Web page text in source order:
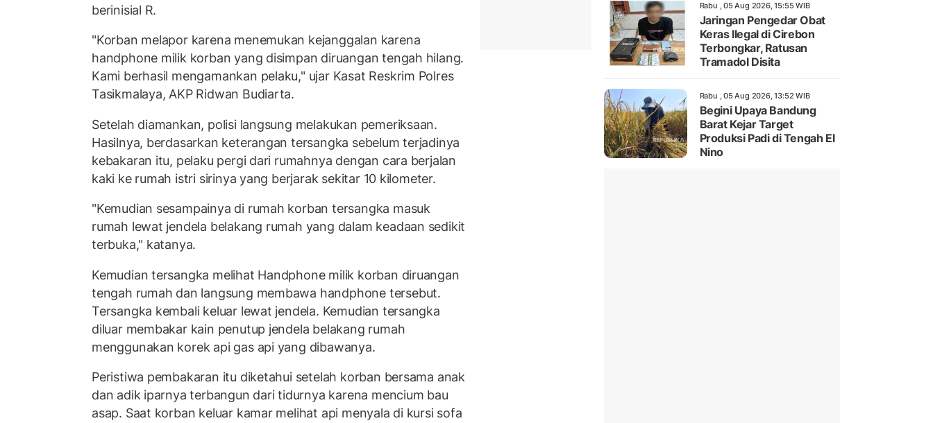
berinisial R.
"Korban melapor karena menemukan kejanggalan karena
handphone milik korban yang disimpan diruangan tengah hilang.
Kami berhasil mengamankan pelaku," ujar Kasat Reskrim Polres
Tasikmalaya, AKP Ridwan Budiarta.
Setelah diamankan, polisi langsung melakukan pemeriksaan.
Hasilnya, berdasarkan keterangan tersangka sebelum terjadinya
kebakaran itu, pelaku pergi dari rumahnya dengan cara berjalan
kaki ke rumah istri sirinya yang berjarak sekitar 10 kilometer.
"Kemudian sesampainya di rumah korban tersangka masuk
rumah lewat jendela belakang rumah yang dalam keadaan sedikit
terbuka," katanya.
Kemudian tersangka melihat Handphone milik korban diruangan
tengah rumah dan langsung membawa handphone tersebut.
Tersangka kembali keluar lewat jendela. Kemudian tersangka
diluar membakar kain penutup jendela belakang rumah
menggunakan korek api gas api yang dibawanya.
Peristiwa pembakaran itu diketahui setelah korban bersama anak
dan adik iparnya terbangun dari tidurnya karena mencium bau
asap. Saat korban keluar kamar melihat api menyala di kursi sofa
Rabu , 05 Aug 2026, 15:55 WIB
Jaringan Pengedar Obat
Keras Ilegal di Cirebon
Terbongkar, Ratusan
Tramadol Disita
Rabu , 05 Aug 2026, 13:52 WIB
Begini Upaya Bandung
Barat Kejar Target
Produksi Padi di Tengah El
Nino